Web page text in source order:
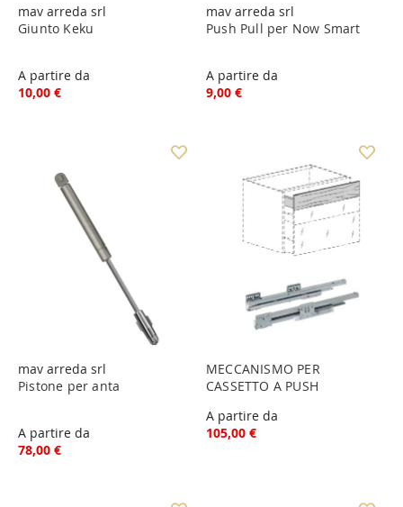
mav arreda srl
Giunto Keku
A partire da
10,00 €
mav arreda srl
Push Pull per Now Smart
A partire da
9,00 €
mav arreda srl
Pistone per anta
A partire da
78,00 €
MECCANISMO PER
CASSETTO A PUSH
A partire da
105,00 €